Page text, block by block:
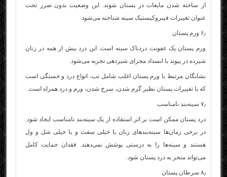
از ساخته شدن مایعات در پستان شوند. این وضعیت بدون ضرر تحت
عنوان تغییرات فیبروکیستیک سینه شناخته می‌شود.
۶٫ ورم پستان
ورم پستان یک عفونت دردناک سینه است. این درد بیش از همه در زنان
شیرده در پیوند با انسداد مجرای شیردهی تجربه می‌شود.
نشانگان مرتبط با ورم پستان اغلب شامل تب، انواع درد و خستگی است
که با تغییرات پستان نظیر گرم شدن، سرخ شدن، ورم و درد همراه است.
۷٫ سینه‌بند نامناسب
درد پستان ممکن است بر اثر استفاده از یک سینه‌بند نامناسب ایجاد شود.
در برخی زمان‌ها سینه‌بندهای زنان یا خیلی سفت و یا خیلی شل و ول
هستند و سینه‌ها را به درستی پوشش نمی‌دهند. فقدان حمایت کامل
می‌تواند منجر به درد پستان شود.
۸٫ سرطان پستان